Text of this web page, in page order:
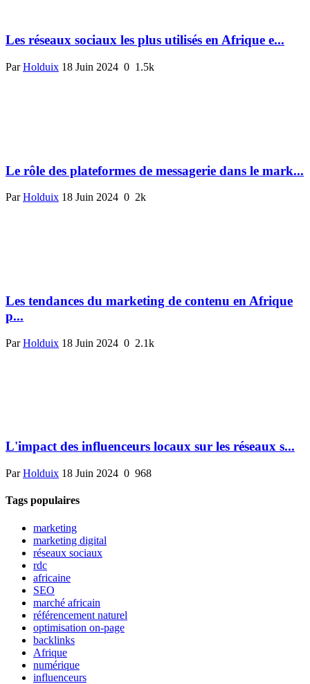
Les réseaux sociaux les plus utilisés en Afrique e...
ParHolduix 18 Juin 2024 0 1.5k
Le rôle des plateformes de messagerie dans le mark...
ParHolduix 18 Juin 2024 0 2k
Les tendances du marketing de contenu en Afrique
p...
ParHolduix 18 Juin 2024 0 2.1k
L'impact des influenceurs locaux sur les réseaux s...
ParHolduix 18 Juin 2024 0 968
Tags populaires
marketing
marketing digital
réseaux sociaux
rdc
africaine
SEO
marché africain
référencement naturel
optimisation on-page
backlinks
Afrique
numérique
influenceurs